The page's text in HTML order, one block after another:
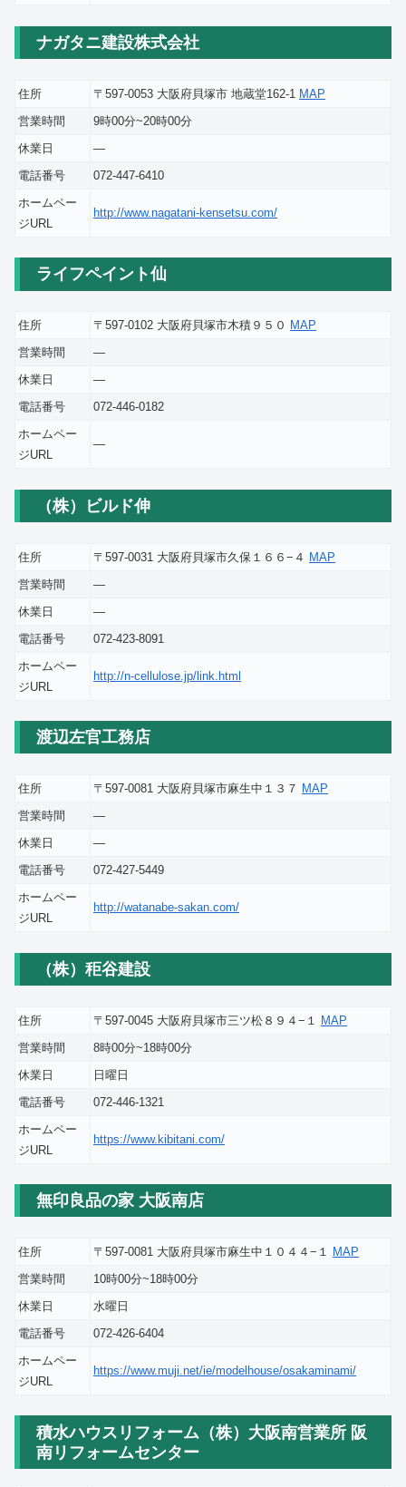
ナガタニ建設株式会社
住所 〒597-0053 大阪府貝塚市 地蔵堂162-1 MAP
営業時間
9時00分~20時00分
休業日
―
電話番号
072-447-6410
ホームペー
ジURL
http://www.nagatani-kensetsu.com/
ライフペイント仙
住所 〒597-0102 大阪府貝塚市木積９５０ MAP
営業時間
―
休業日
―
電話番号
072-446-0182
ホームペー
ジURL
―
（株）ビルド伸
住所 〒597-0031 大阪府貝塚市久保１６６−４ MAP
営業時間
―
休業日
―
電話番号
072-423-8091
ホームペー
ジURL
http://n-cellulose.jp/link.html
渡辺左官工務店
住所 〒597-0081 大阪府貝塚市麻生中１３７ MAP
営業時間
―
休業日
―
電話番号
072-427-5449
ホームペー
ジURL
http://watanabe-sakan.com/
（株）秬谷建設
住所 〒597-0045 大阪府貝塚市三ツ松８９４−１ MAP
営業時間
8時00分~18時00分
休業日
日曜日
電話番号
072-446-1321
ホームペー
ジURL
https://www.kibitani.com/
無印良品の家 大阪南店
住所 〒597-0081 大阪府貝塚市麻生中１０４４−１ MAP
営業時間
10時00分~18時00分
休業日
水曜日
電話番号
072-426-6404
ホームペー
ジURL
https://www.muji.net/ie/modelhouse/osakaminami/
積水ハウスリフォーム（株）大阪南営業所 阪
南リフォームセンター